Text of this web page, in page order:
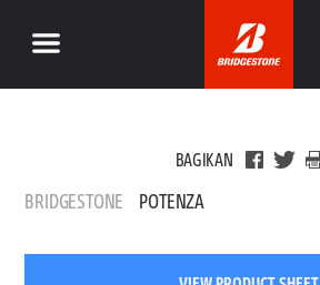
BAGIKAN
BRIDGESTONE POTENZA